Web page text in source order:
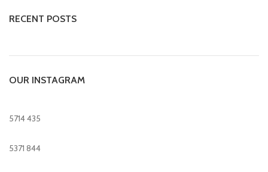
RECENT POSTS
OUR INSTAGRAM
5714435
5371 844